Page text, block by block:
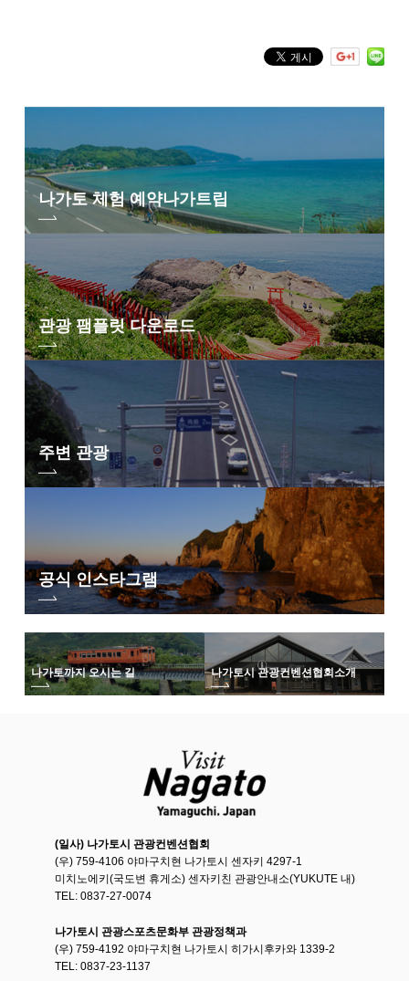
나가토 체험 예약나가트립
관광 팸플릿 다운로드
주변 관광
공식 인스타그램
나가토까지 오시는 길 나가토시 관광컨벤션협회소개
(일사) 나가토시 관광컨벤션협회
(우) 759-4106 야마구치현 나가토시 센자키 4297-1
미치노에키(국도변 휴게소) 센자키친 관광안내소(YUKUTE 내)
TEL: 0837-27-0074
나가토시 관광스포츠문화부 관광정책과
(우) 759-4192 야마구치현 나가토시 히가시후카와 1339-2
TEL: 0837-23-1137